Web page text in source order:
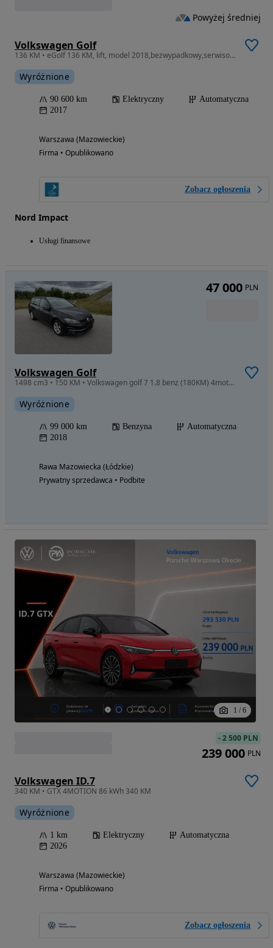
Volkswagen Golf
136 KM • eGolf 136 KM, lift, model 2018,bezwypadkowy,serwisowany,faktura VAT
Wyróżnione
90 600 km Elektryczny
Automatyczna
2017
Warszawa (Mazowieckie)
Firma • Opublikowano
Zobacz ogłoszenia
Nord Impact
Usługi finansowe
Powyżej średniej
Volkswagen Golf
1498 cm3 • 150 KM • Volkswagen golf 7 1.8 benz (180KM) 4motion automat
Wyróżnione
99 000 km Benzyna
Automatyczna
2018
Rawa Mazowiecka (Łódzkie)
Prywatny sprzedawca • Podbite
47 000 PLN
1 / 6
Volkswagen ID.7
340 KM • GTX 4MOTION 86 kWh 340 KM
Wyróżnione
1 km Elektryczny
Automatyczna
2026
Warszawa (Mazowieckie)
Firma • Opublikowano
Zobacz ogłoszenia
-2 500 PLN
239 000 PLN